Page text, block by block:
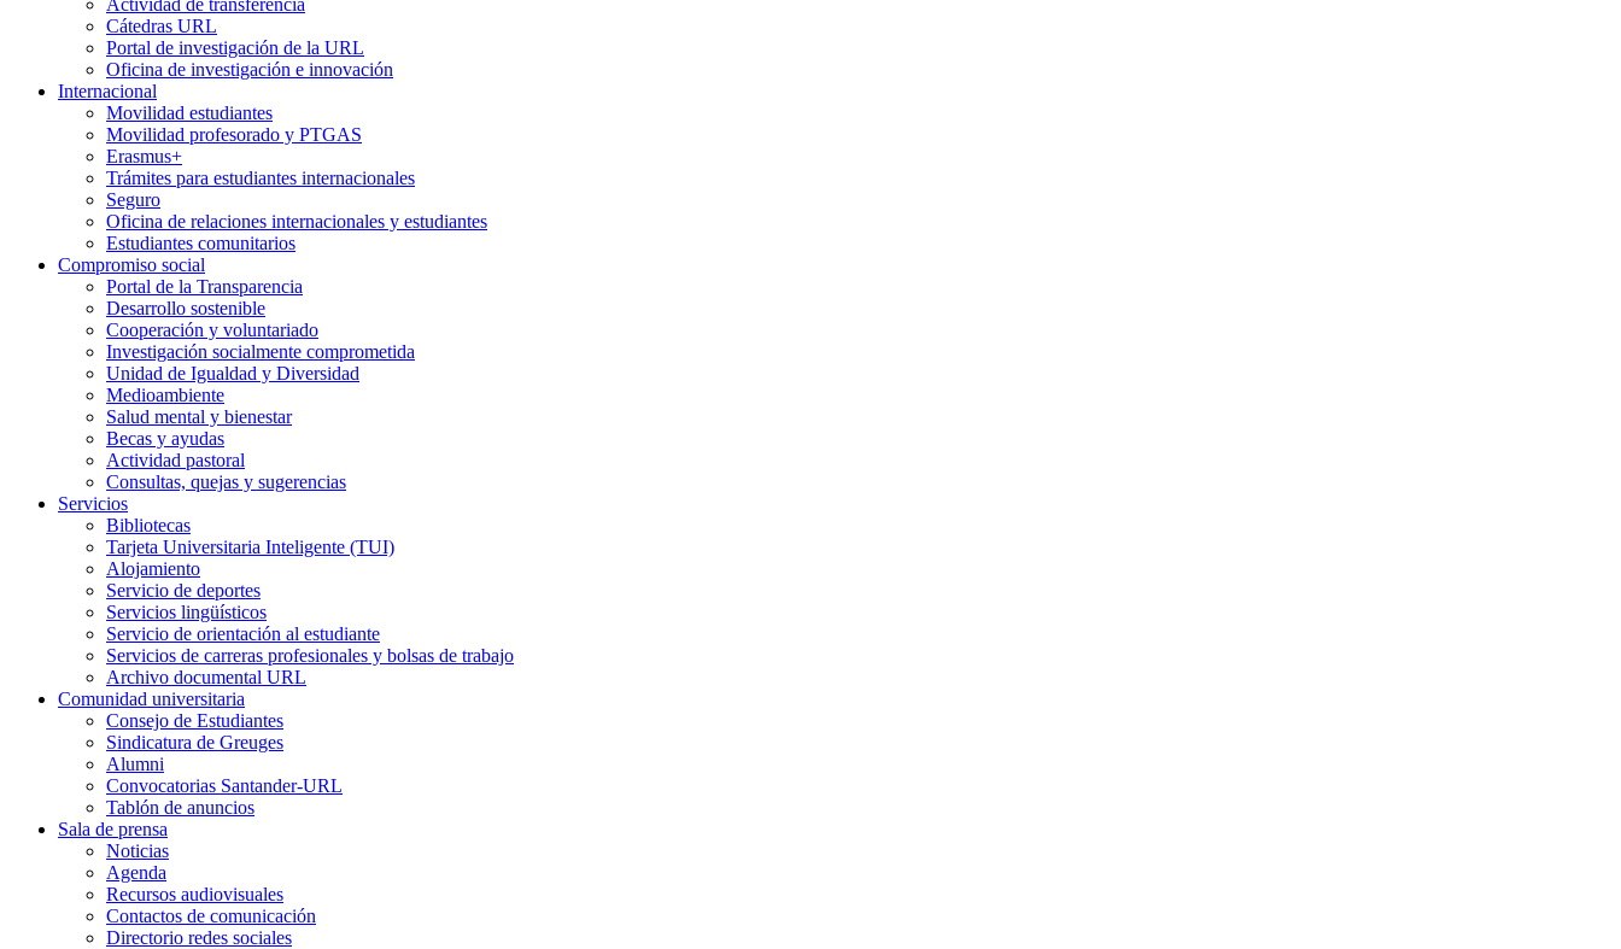
Cátedras URL
Portal de investigación de la URL
Oficina de investigación e innovación
Internacional
Movilidad estudiantes
Movilidad profesorado y PTGAS
Erasmus+
Trámites para estudiantes internacionales
Seguro
Oficina de relaciones internacionales y estudiantes
Estudiantes comunitarios
Compromiso social
Portal de la Transparencia
Desarrollo sostenible
Cooperación y voluntariado
Investigación socialmente comprometida
Unidad de Igualdad y Diversidad
Medioambiente
Salud mental y bienestar
Becas y ayudas
Actividad pastoral
Consultas, quejas y sugerencias
Servicios
Bibliotecas
Tarjeta Universitaria Inteligente (TUI)
Alojamiento
Servicio de deportes
Servicios lingüísticos
Servicio de orientación al estudiante
Servicios de carreras profesionales y bolsas de trabajo
Archivo documental URL
Comunidad universitaria
Consejo de Estudiantes
Sindicatura de Greuges
Alumni
Convocatorias Santander-URL
Tablón de anuncios
Sala de prensa
Noticias
Agenda
Recursos audiovisuales
Contactos de comunicación
Directorio redes sociales